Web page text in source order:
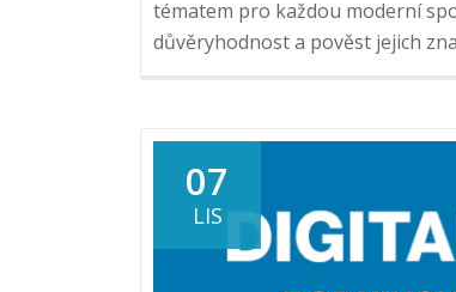
tématem pro každou moderní
důvěryhodnost a pověst jejich
07
LIS